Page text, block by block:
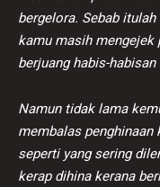
bergelora. Sebab
kamu masih mengejek
berjuang habis-
Namun tidak lama
membalas penghinaan
seperti yang sering
kerap dihina kerana